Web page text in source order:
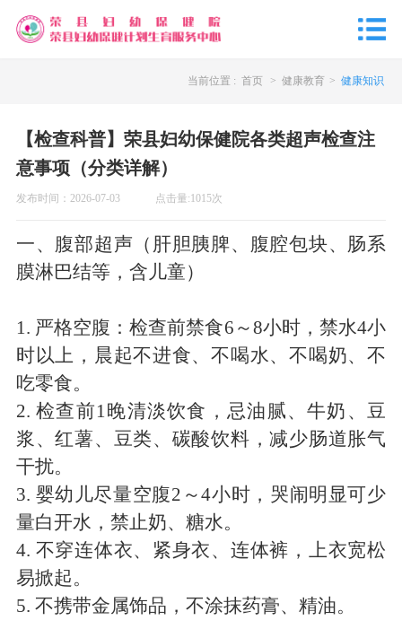
当前位置 : 首页 > 健康教育 > 健康知识
【检查科普】荣县妇幼保健院各类超声检查注
意事项（分类详解）
发布时间： 2026-07-03 点击量:1015次
一、腹部超声（肝胆胰脾、腹腔包块、肠系
膜淋巴结等，含儿童）
1. 严格空腹：检查前禁食6 ～8小时，禁水4小
时以上，晨起不进食、不喝水、不喝奶、不
吃零食。
2.检查前1 晚清淡饮食，忌油腻、牛奶、豆
浆、红薯、豆类、碳酸饮料，减少肠道胀气
干扰。
3. 婴幼儿尽量空腹2 ～4小时，哭闹明显可少
量白开水，禁止奶、糖水。
4. 不穿连体衣、紧身衣、连体裤，上衣宽松
易掀起。
5. 不携带金属饰品，不涂抹药膏、精油。